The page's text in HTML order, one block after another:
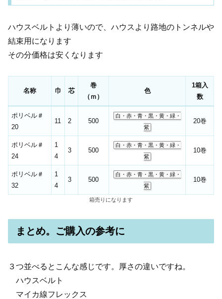
ハウスベルトより薄いので、ハウスより路地のトンネルや
結束用になります
その分価格は安くなります
名称 巾 芯
巻
（ｍ）
色
1箱入
数
ポリベル＃
20
11 2 500
白・赤・青・黒・黄・緑・
紫
20巻
ポリベル＃
24
1
4
3 500
白・赤・青・黒・黄・緑・
紫
10巻
ポリベル＃
32
1
4
3 500
白・赤・青・黒・黄・緑・
紫
10巻
箱売りになります
まとめ。ご購入の参考に
３つ並べるとこんな感じです。厚さの違いですね。
ハウスベルト
マイカ線フレックス